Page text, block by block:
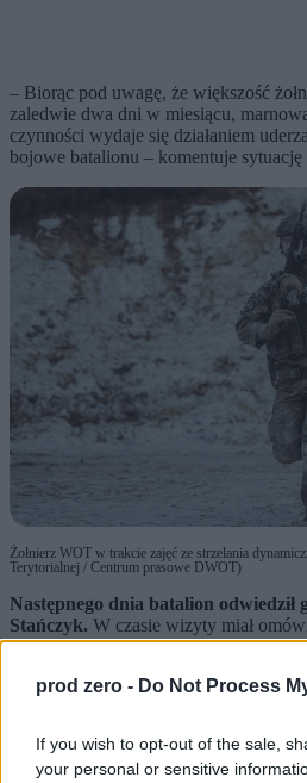
prod zero - Do Not Process
If you wish to opt-out of the sale,
your personal or sensitive
– Biorąc pod uwagę, że większość
zaledwie dwa dni w miesiącu,
czynności wydaje się działaniem
bojowe batalionu – komentuje sytuację
Żołnierz WOT w trakcie zajęć ze strzelania
Terytorialnej / Centrum prasowe DWOT)
Następnego dnia batalion odwiedził
Stańczyk. W czasie wizyty miał
(jedna z kompanii zostałaby
batalionu. W czasie jednej z nich
W liście miały zostać zawarte
nastawienia żołnierzy do